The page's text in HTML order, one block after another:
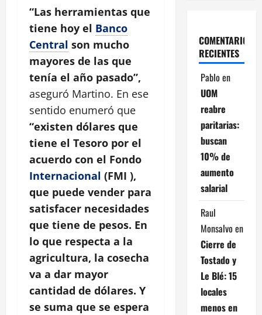
“Las herramientas que
tiene hoy el Banco
Central son mucho
mayores de las que
tenía el año pasado”,
aseguró Martino. En ese
sentido enumeró que
“existen dólares que
tiene el Tesoro por el
acuerdo con el Fondo
Internacional (FMI ),
que puede vender para
satisfacer necesidades
que tiene de pesos. En
lo que respecta a la
agricultura, la cosecha
va a dar mayor
cantidad de dólares. Y
se suma que se espera
COMENTARIOS
RECIENTES
Pablo en
UOM
reabre
paritarias:
buscan
10% de
aumento
salarial
Raul
Monsalvo en
Cierre de
Tostado y
Le Blé: 15
locales
menos en